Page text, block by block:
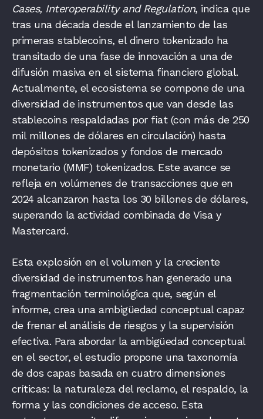
Cases, Interoperability and Regulation, indica que
tras una década desde el lanzamiento de las
primeras stablecoins, el dinero tokenizado ha
transitado de una fase de innovación a una de
difusión masiva en el sistema financiero global.
Actualmente, el ecosistema se compone de una
diversidad de instrumentos que van desde las
stablecoins respaldadas por fiat (con más de 250
mil millones de dólares en circulación) hasta
depósitos tokenizados y fondos de mercado
monetario (MMF) tokenizados. Este avance se
refleja en volúmenes de transacciones que en
2024 alcanzaron hasta los 30 billones de dólares,
superando la actividad combinada de Visa y
Mastercard.
Esta explosión en el volumen y la creciente
diversidad de instrumentos han generado una
fragmentación terminológica que, según el
informe, crea una ambigüedad conceptual capaz
de frenar el análisis de riesgos y la supervisión
efectiva. Para abordar la ambigüedad conceptual
en el sector, el estudio propone una taxonomía
de dos capas basada en cuatro dimensiones
críticas: la naturaleza del reclamo, el respaldo, la
forma y las condiciones de acceso. Esta